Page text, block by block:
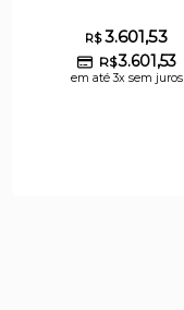
R$3.601,53
R$3.601,53
em até 3x sem juros